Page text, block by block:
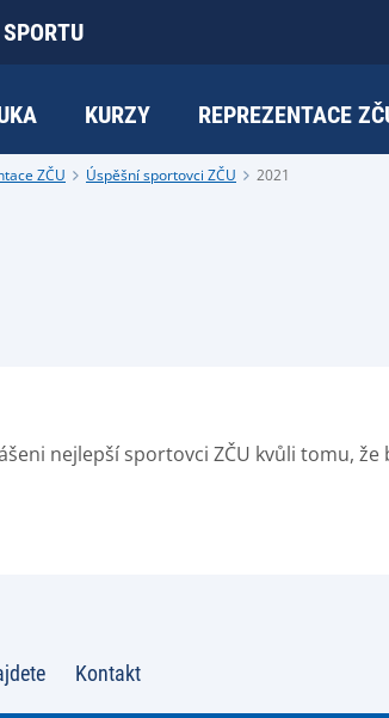
KURZY REPREZENTACE
ZČU Úspěšní sportovci ZČU 2021
nejlepší sportovci ZČU kvůli tomu, že
Kontakt